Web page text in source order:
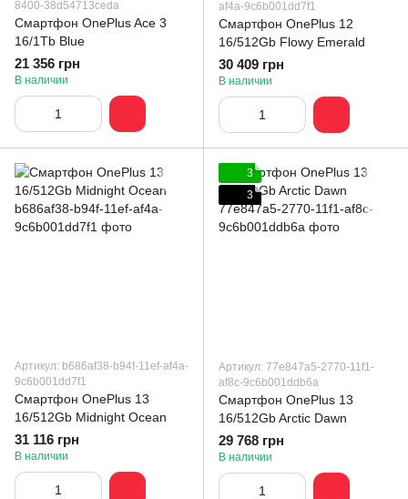
8400-38d54713ceda
Смартфон OnePlus Ace 3
16/1Tb Blue
21 356 грн
В наличии
af4a-9c6b001dd7f1
Смартфон OnePlus 12
16/512Gb Flowy Emerald
30 409 грн
В наличии
Артикул: b686af38-b94f-11ef-af4a-
9c6b001dd7f1
Смартфон OnePlus 13
16/512Gb Midnight Ocean
31 116 грн
В наличии
3
3
Артикул: 77e847a5-2770-11f1-
af8c-9c6b001ddb6a
Смартфон OnePlus 13
16/512Gb Arctic Dawn
29 768 грн
В наличии